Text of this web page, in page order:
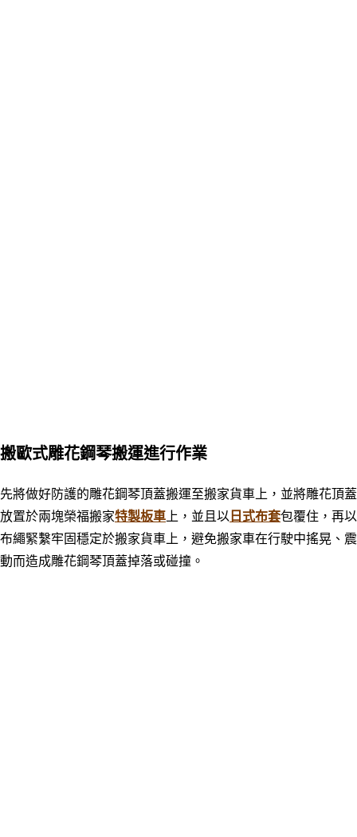
搬歐式雕花鋼琴搬運進行作業
先將做好防護的雕花鋼琴頂蓋搬運至搬家貨車上，並將雕花頂蓋
放置於兩塊榮福搬家特製板車 上 ，並且以 日式布套包覆住 ， 再以
布繩緊繫牢固穩定於搬家貨車上，避免搬家車在行駛中搖晃、震
動而造成雕花鋼琴頂蓋掉落或碰撞。